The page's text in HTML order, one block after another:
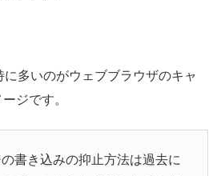
多いのがウェブブラウザのキャ
ジです。
書き込みの抑止方法は過去に